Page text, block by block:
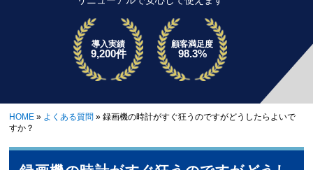
導入実績
9,200件
顧客満足度
98.3%
HOME » よくある質問 »録画機の時計がすぐ狂うのですがどうしたらよいで
すか？